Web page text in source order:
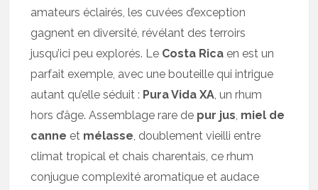
amateurs éclairés, les cuvées d’exception
gagnent en diversité, révélant des terroirs
jusqu’ici peu explorés. Le Costa Rica en est un
parfait exemple, avec une bouteille qui intrigue
autant qu’elle séduit : Pura Vida XA, un rhum
hors d’âge. Assemblage rare de pur jus, miel de
canne et mélasse, doublement vieilli entre
climat tropical et chais charentais, ce rhum
conjugue complexité aromatique et audace